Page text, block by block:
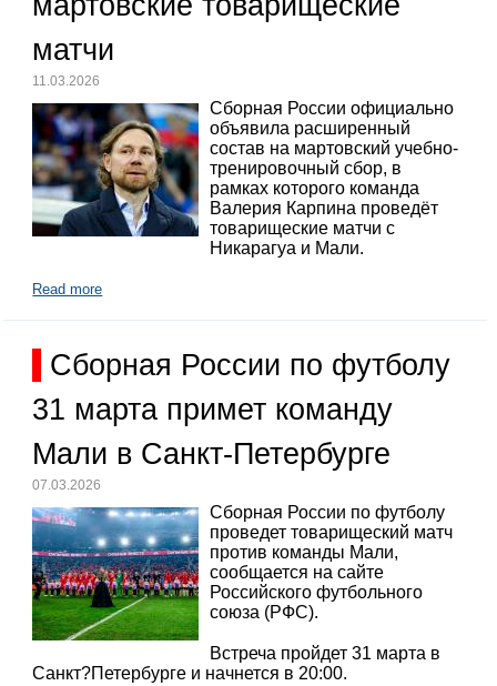
матчи
11.03.2026
Сборная России официально
объявила расширенный
состав на мартовский учебно-
тренировочный сбор, в
рамках которого команда
Валерия Карпина проведёт
товарищеские матчи с
Никарагуа и Мали.
Read more
Сборная России по футболу
31 марта примет команду
Мали в Санкт-Петербурге
07.03.2026
Сборная России по футболу
проведет товарищеский матч
против команды Мали,
сообщается на сайте
Российского футбольного
союза (РФС).
Встреча пройдет 31 марта в
Санкт?Петербурге и начнется в 20:00.